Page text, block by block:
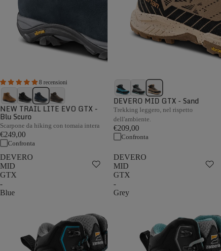
8 recensioni
NEW TRAIL LITE EVO GTX -
Blu Scuro
Scarpone da hiking con tomaia intera
€249,00
Confronta
DEVERO MID GTX - Sand
Trekking leggero, nel rispetto
dell'ambiente.
€209,00
Confronta
DEVERO
MID
GTX
-
Blue
DEVERO
MID
GTX
-
Grey